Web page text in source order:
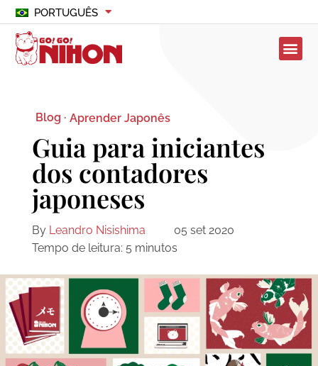
PORTUGUÊS
Blog · Aprender Japonês
Guia para iniciantes
dos contadores
japoneses
By Leandro Nisishima
05 set 2020
Tempo de leitura: 5 minutos